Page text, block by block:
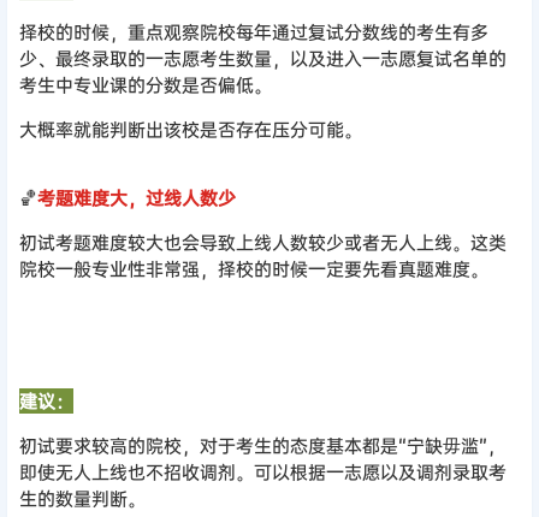
择校的时候，重点观察院校每年通过复试分数线的考生有多
少、最终录取的一志愿考生数量，以及进入一志愿复试名单的
考生中专业课的分数是否偏低。
大概率就能判断出该校是否存在压分可能。
🏀考题难度大，过线人数少
初试考题难度较大也会导致上线人数较少或者无人上线。这类
院校一般专业性非常强，择校的时候一定要先看真题难度。
建议：
初试要求较高的院校，对于考生的态度基本都是“宁缺毋滥”，
即使无人上线也不招收调剂。可以根据一志愿以及调剂录取考
生的数量判断。